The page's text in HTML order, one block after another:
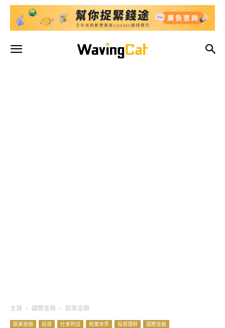
主頁 國際金融 歐美金融
歐美金融 投資 社會熱話 商業世界 投資理財 國際金融